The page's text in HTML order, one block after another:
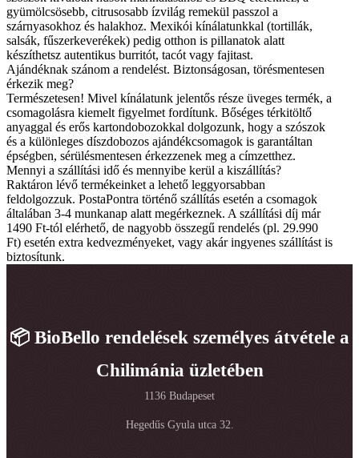
gyümölcsösebb, citrusosabb ízvilág remekül passzol a
szárnyasokhoz és halakhoz. Mexikói kínálatunkkal (tortillák,
salsák, fűszerkeverékek) pedig otthon is pillanatok alatt
készíthetsz autentikus burritót, tacót vagy fajitast.
Ajándéknak szánom a rendelést. Biztonságosan, törésmentesen
érkezik meg?
Természetesen! Mivel kínálatunk jelentős része üveges termék, a
csomagolásra kiemelt figyelmet fordítunk. Bőséges térkitöltő
anyaggal és erős kartondobozokkal dolgozunk, hogy a szószok
és a különleges díszdobozos ajándékcsomagok is garantáltan
épségben, sérülésmentesen érkezzenek meg a címzetthez.
Mennyi a szállítási idő és mennyibe kerül a kiszállítás?
Raktáron lévő termékeinket a lehető leggyorsabban
feldolgozzuk. PostaPontra történő szállítás esetén a csomagok
általában 3-4 munkanap alatt megérkeznek. A szállítási díj már
1490 Ft-tól elérhető, de nagyobb összegű rendelés (pl. 29.990
Ft) esetén extra kedvezményeket, vagy akár ingyenes szállítást is
biztosítunk.
📦 BioBello rendelések személyes átvétele a
Chilimánia üzletében
1136 Budapeset
Hegedűs Gyula utca 32.